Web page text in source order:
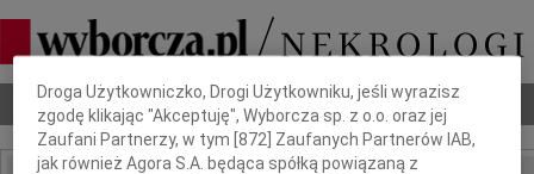
Nekrologi Odeszli Poradnik pogrzebowy
Dbamy o Twoją prywatność
Droga Użytkowniczko, Drogi Użytkowniku, jeśli wyrazisz
zgodę klikając "Akceptuję", Wyborcza sp. z o.o. oraz jej
Zaufani Partnerzy, w tym [872 ] Zaufanych Partnerów IAB,
jak również Agora S.A. będąca spółką powiązaną z